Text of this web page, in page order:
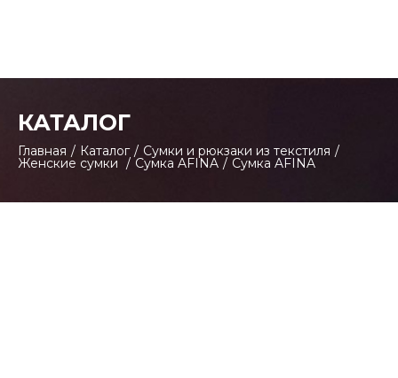
КАТАЛОГ
Главная / Каталог / Сумки и рюкзаки из текстиля /
Женские сумки / Сумка AFINA / Сумка AFINA